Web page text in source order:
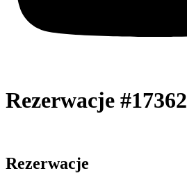
Rezerwacje #17362
Rezerwacje